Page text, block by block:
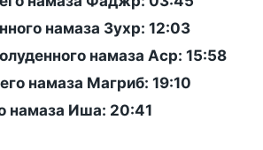
намаза Зухр: 12:03
намаза Аср: 15:58
намаза Магриб: 19:10
намаза Иша: 20:41